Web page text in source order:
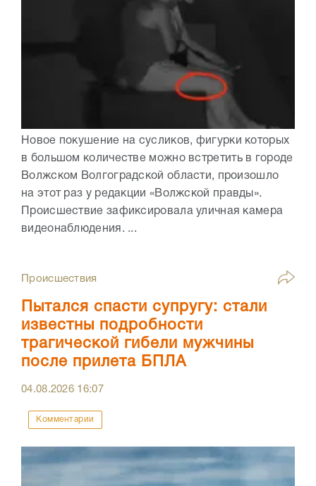
Новое покушение на сусликов, фигурки которых
в большом количестве можно встретить в городе
Волжском Волгоградской области, произошло
на этот раз у редакции «Волжской правды».
Происшествие зафиксировала уличная камера
видеонаблюдения. ...
Происшествия
Пытался спасти супругу: стали
известны подробности
трагической гибели мужчины
после прилета БПЛА
04.08.2026 16:07
Комментарии